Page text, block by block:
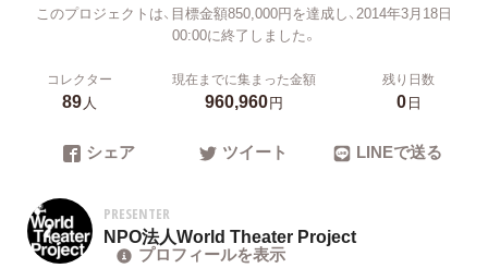
このプロジェクトは、目標金額850,000円を達成し、2014年3月18日
00:00に終了しました。
コレクター
89人
現在までに集まった金額
960,960円
残り日数
0日
シェア ツイート LINEで送る
PRESENTER
NPO法人World Theater Project
プロフィールを表示